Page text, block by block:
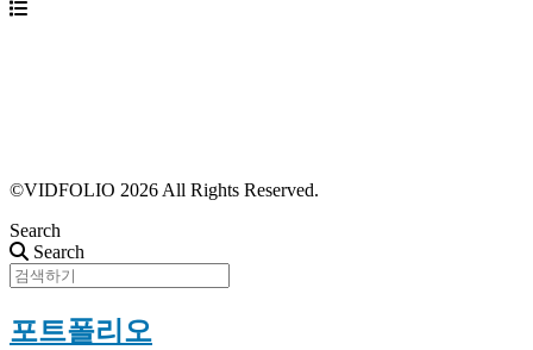
©VIDFOLIO 2026 All Rights Reserved.
Search
Search
포트폴리오